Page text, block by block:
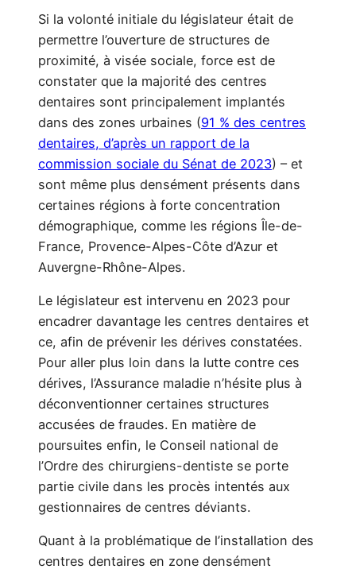
Si la volonté initiale du législateur était de
permettre l’ouverture de structures de
proximité, à visée sociale, force est de
constater que la majorité des centres
dentaires sont principalement implantés
dans des zones urbaines (91 % des centres
dentaires, d’après un rapport de la
commission sociale du Sénat de 2023) – et
sont même plus densément présents dans
certaines régions à forte concentration
démographique, comme les régions Île-de-
France, Provence-Alpes-Côte d’Azur et
Auvergne-Rhône-Alpes.
Le législateur est intervenu en 2023 pour
encadrer davantage les centres dentaires et
ce, afin de prévenir les dérives constatées.
Pour aller plus loin dans la lutte contre ces
dérives, l’Assurance maladie n’hésite plus à
déconventionner certaines structures
accusées de fraudes. En matière de
poursuites enfin, le Conseil national de
l’Ordre des chirurgiens-dentiste se porte
partie civile dans les procès intentés aux
gestionnaires de centres déviants.
Quant à la problématique de l’installation des
centres dentaires en zone densément